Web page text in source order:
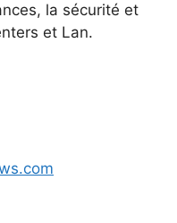
la sécurité et
et Lan.